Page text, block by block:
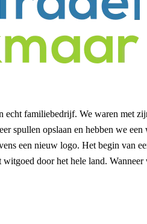
familiebedrijf. We waren met
spullen opslaan en hebben we
een nieuw logo. Het begin van
door het hele land.